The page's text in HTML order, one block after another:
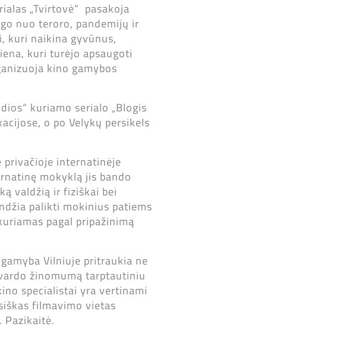
„Tvirtovė“ pasakoja
nuo teroro, pandemijų ir
kuri naikina gyvūnus,
kuri turėjo apsaugoti
kino gamybos
kuriamo serialo „Blogis
o po Velykų persikels
privačioje internatinėje
mokyklą jis bando
valdžią ir fiziškai bei
palikti mokinius patiems
pagal pripažinimą
Vilniuje pritraukia ne
žinomumą tarptautiniu
specialistai yra vertinami
filmavimo vietas
Pazikaitė.